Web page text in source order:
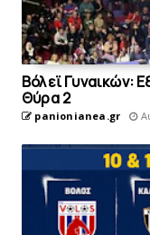
Bόλεϊ Γυναικών:
Θύρα 2
panionianea.gr